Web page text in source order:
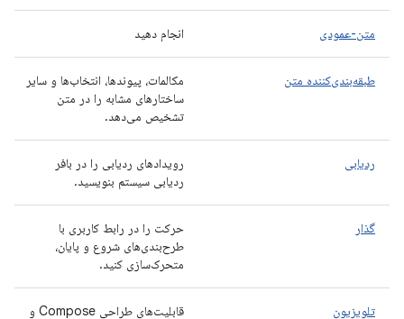
متن-عمودی انجام دهید
طبقه‌بندی‌کننده متن
مکالمات، پیوندها، انتخاب‌ها و سایر
ساختارهای مشابه را در متن
تشخیص می‌دهد.
ردیابی
رویدادهای ردیابی را در بافر
ردیابی سیستم بنویسید.
گذار
حرکت را در رابط کاربری با
طرح‌بندی‌های شروع و پایان،
متحرک‌سازی کنید.
تلویزیون
قابلیت‌های طراحی Compose و